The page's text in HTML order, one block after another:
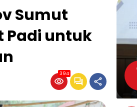
Sumut
Padi untuk
394